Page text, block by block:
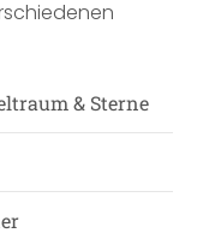
& Sterne